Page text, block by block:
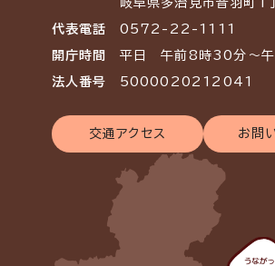
岐阜県多治見市音羽町
代表電話 0572-22-1111
開庁時間 平日 午前8時30分～
法人番号 5000020212041
交通アクセス お問